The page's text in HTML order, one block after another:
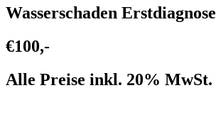
Wasserschaden Erstdiagnose
€100,-
Alle Preise inkl. 20% MwSt.